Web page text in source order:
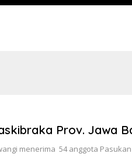
Prov. Jawa
menerima 54 anggota